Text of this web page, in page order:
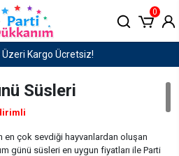
siparişler AYNI GÜN KARGO!
0
Süsleri
en çok sevdiği hayvanlardan oluşan
günü süsleri en uygun fiyatları ile Parti